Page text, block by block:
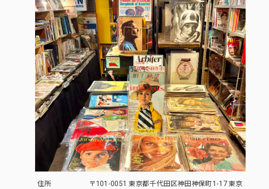
住所 〒101-0051 東京都千代田区神田神保町1-17 東京